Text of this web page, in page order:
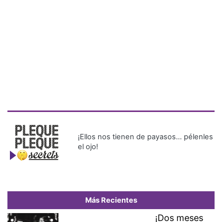
¡Ellos nos tienen de payasos… pélenles
el ojo!
Más Recientes
¡Dos meses